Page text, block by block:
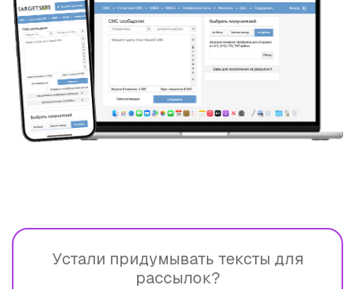
Устали придумывать тексты для
рассылок?